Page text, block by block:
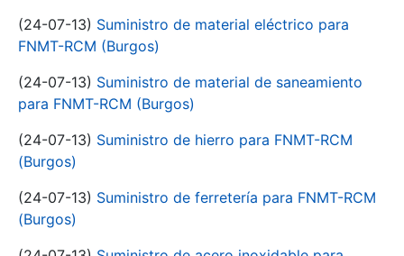
(24-07-13) Suministro de material eléctrico para
FNMT-RCM (Burgos)
(24-07-13) Suministro de material de saneamiento
para FNMT-RCM (Burgos)
(24-07-13) Suministro de hierro para FNMT-RCM
(Burgos)
(24-07-13) Suministro de ferretería para FNMT-RCM
(Burgos)